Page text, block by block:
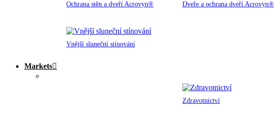
Ochrana stěn a dveří Acrovyn® Dveře a ochrana dveří Acrovyn®
Vnější sluneční stínování
Markets
Zdravotnictví